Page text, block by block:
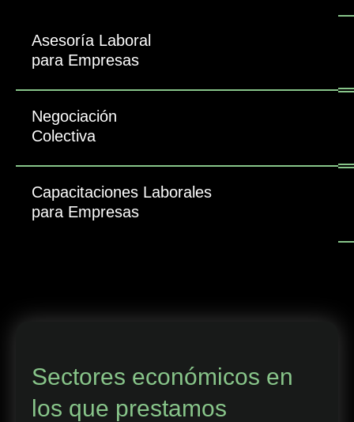
Asesoría Laboral
para Empresas
Negociación
Colectiva
Capacitaciones Laborales
para Empresas
Sectores económicos en
los que prestamos